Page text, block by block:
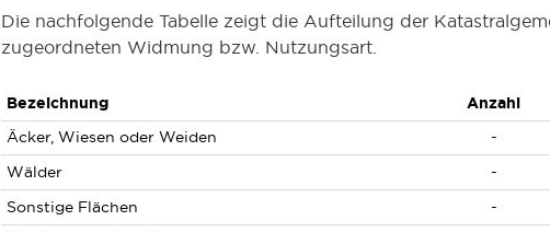
Die nachfolgende Tabelle zeigt die Aufteilung der
zugeordneten Widmung bzw. Nutzungsart.
Bezeichnung Anzahl
Äcker, Wiesen oder Weiden
-
Wälder
-
Sonstige Flächen
-